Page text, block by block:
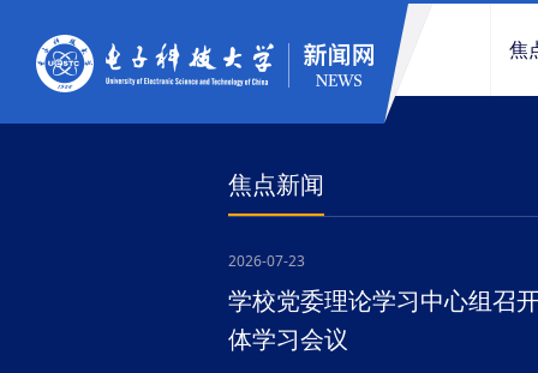
焦
焦点新闻
2026-07-23
学校党委理论学习中心组召
体学习会议